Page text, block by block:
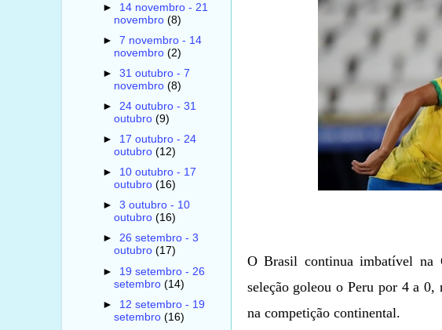
O Brasil continua imbatível na
seleção goleou o Peru por 4 a
na competição continental.
► 14 novembro - 21
novembro (8)
► 7 novembro - 14
novembro (2)
► 31 outubro - 7
novembro (8)
► 24 outubro - 31
outubro (9)
► 17 outubro - 24
outubro (12)
► 10 outubro - 17
outubro (16)
► 3 outubro - 10
outubro (16)
► 26 setembro - 3
outubro (17)
► 19 setembro - 26
setembro (14)
► 12 setembro - 19
setembro (16)